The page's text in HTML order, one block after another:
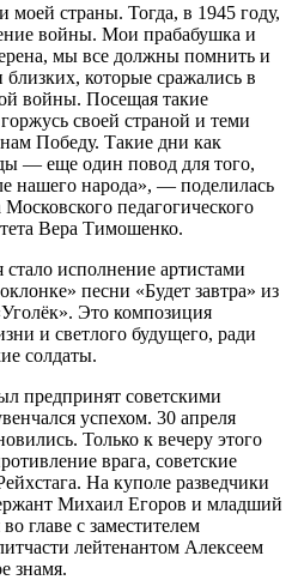
моей страны. Тогда, в 1945 году,
войны. Мои прабабушка и
мы все должны помнить и
которые сражались в
войны. Посещая такие
своей страной и теми
Победу. Такие дни как
— еще один повод для того,
нашего народа», — поделилась
педагогического
Вера Тимошенко.
исполнение артистами
песни «Будет завтра» из
Это композиция
и светлого будущего, ради
солдаты.
предпринят советскими
успехом. 30 апреля
Только к вечеру этого
врага, советские
На куполе разведчики
Михаил Егоров и младший
главе с заместителем
лейтенантом Алексеем
знамя.